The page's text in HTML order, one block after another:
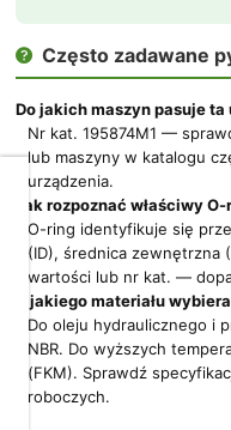
 Często zadawane
Do jakich maszyn pasuje
Nr kat. 195874M1 —
lub maszyny w katalogu
urządzenia.
Jak rozpoznać właściwy
O-ring identyfikuje się
(ID), średnica zewnętrzna
wartości lub nr kat. —
Z jakiego materiału
Do oleju hydraulicznego i
NBR. Do wyższych
(FKM). Sprawdź
roboczych.
Dbamy
o
Twoją
prywatność
Pliki
cookies
pokrewne
im